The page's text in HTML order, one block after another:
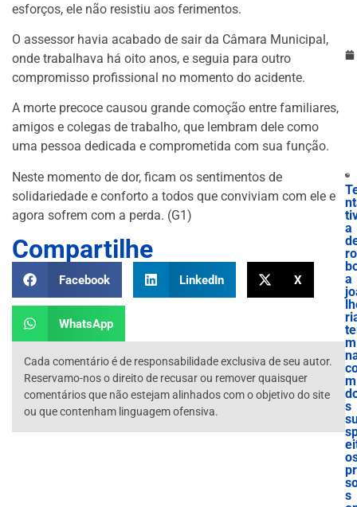
esforços, ele não resistiu aos ferimentos.
O assessor havia acabado de sair da Câmara Municipal,
onde trabalhava há oito anos, e seguia para outro
compromisso profissional no momento do acidente.
A morte precoce causou grande comoção entre familiares,
amigos e colegas de trabalho, que lembram dele como
uma pessoa dedicada e comprometida com sua função.
Neste momento de dor, ficam os sentimentos de
solidariedade e conforto a todos que conviviam com ele e
agora sofrem com a perda. (G1)
Compartilhe
Facebook LinkedIn X
WhatsApp
Cada comentário é de responsabilidade exclusiva de seu autor.
Reservamo-nos o direito de recusar ou remover quaisquer
comentários que não estejam alinhados com o objetivo do site
ou que contenham linguagem ofensiva.
a
a
m
s
s